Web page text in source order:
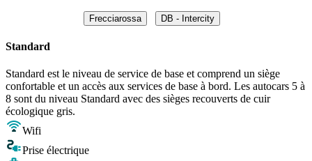
Frecciarossa DB - Intercity
Standard
Standard est le niveau de service de base et comprend un siège
confortable et un accès aux services de base à bord. Les autocars 5 à
8 sont du niveau Standard avec des sièges recouverts de cuir
écologique gris.
Wifi
Prise électrique